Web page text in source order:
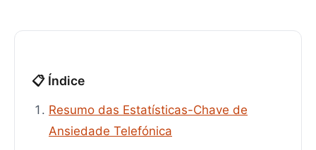
📋 Índice
Resumo das Estatísticas-Chave de
Ansiedade Telefónica